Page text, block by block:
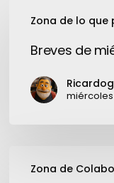
Zona de lo que
Breves de
Ricardog
miércoles
Zona de
Microsoft